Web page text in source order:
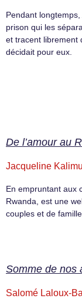
Pendant
prison qui les
et tracent librement
décidait pour eux.
De l’amour au
Jacqueline
En empruntant aux
Rwanda, est une
couples et de
Somme de nos
Salomé Laloux-